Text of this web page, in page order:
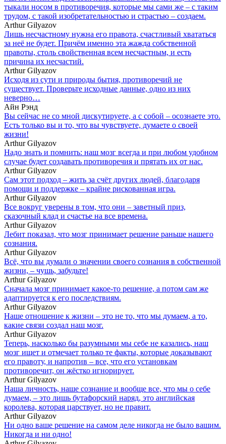
тыкали носом в противоречия, которые мы сами же – с таким
трудом, с такой изобретательностью и страстью – создаем.
Arthur Gilyazov
Лишь несчастному нужна его правота, счастливый хвататься
за неё не будет. Причём именно эта жажда собственной
правоты, столь свойственная всем несчастным, и есть
причина их несчастий.
Arthur Gilyazov
Исходя из сути и природы бытия, противоречий не
существует. Проверьте исходные данные, одно из них
неверно…
Айн Рэнд
Вы сейчас не со мной дискутируете, а с собой – осознаете это.
Есть только вы и то, что вы чувствуете, думаете о своей
жизни!
Arthur Gilyazov
Надо знать и помнить: наш мозг всегда и при любом удобном
случае будет создавать противоречия и прятать их от нас.
Arthur Gilyazov
Сам этот подход – жить за счёт других людей, благодаря
помощи и поддержке – крайне рискованная игра.
Arthur Gilyazov
Все вокруг уверены в том, что они – заветный приз,
сказочный клад и счастье на все времена.
Arthur Gilyazov
Лебит показал, что мозг принимает решение раньше нашего
сознания.
Arthur Gilyazov
Всё, что вы думали о значении своего сознания в собственной
жизни, – чушь, забудьте!
Arthur Gilyazov
Сначала мозг принимает какое-то решение, а потом сам же
адаптируется к его последствиям.
Arthur Gilyazov
Наше отношение к жизни – это не то, что мы думаем, а то,
какие связи создал наш мозг.
Arthur Gilyazov
Теперь, насколько бы разумными мы себе не казались, наш
мозг ищет и отмечает только те факты, которые доказывают
его правоту, и напротив – все, что его установкам
противоречит, он жёстко игнорирует.
Arthur Gilyazov
Наша личность, наше сознание и вообще все, что мы о себе
думаем, – это лишь бутафорский наряд, это английская
королева, которая царствует, но не правит.
Arthur Gilyazov
Ни одно ваше решение на самом деле никогда не было вашим.
Никогда и ни одно!